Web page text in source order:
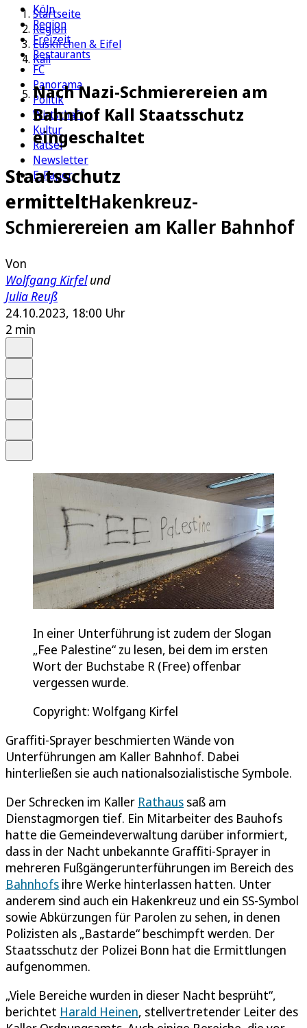
Köln
Region
Freizeit
Restaurants
FC
Panorama
Politik
Wirtschaft
Kultur
Rätsel
Newsletter
E-Paper
Startseite
Region
Euskirchen & Eifel
Kall
Nach Nazi-Schmierereien am
Bahnhof Kall Staatsschutz
eingeschaltet
Staatsschutz
ermitteltHakenkreuz-
Schmierereien am Kaller Bahnhof
Von
Wolfgang Kirfelund
Julia Reuß
24.10.2023, 18:00 Uhr
2 min
In einer Unterführung ist zudem der Slogan
„Fee Palestine“ zu lesen, bei dem im ersten
Wort der Buchstabe R (Free) offenbar
vergessen wurde.
Copyright: Wolfgang Kirfel
Graffiti-Sprayer beschmierten Wände von
Unterführungen am Kaller Bahnhof. Dabei
hinterließen sie auch nationalsozialistische Symbole.
Der Schrecken im Kaller Rathaus saß am
Dienstagmorgen tief. Ein Mitarbeiter des Bauhofs
hatte die Gemeindeverwaltung darüber informiert,
dass in der Nacht unbekannte Graffiti-Sprayer in
mehreren Fußgängerunterführungen im Bereich des
Bahnhofs ihre Werke hinterlassen hatten. Unter
anderem sind auch ein Hakenkreuz und ein SS-Symbol
sowie Abkürzungen für Parolen zu sehen, in denen
Polizisten als „Bastarde“ beschimpft werden. Der
Staatsschutz der Polizei Bonn hat die Ermittlungen
aufgenommen.
„Viele Bereiche wurden in dieser Nacht besprüht“,
berichtet Harald Heinen, stellvertretender Leiter des